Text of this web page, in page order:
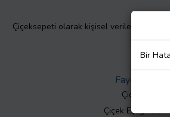
Çiçeksepeti olarak kişisel verilerinizin
Faydalı Bilgiler
Çiçek Bakımı
Çiçek Eşliğinde
Bir